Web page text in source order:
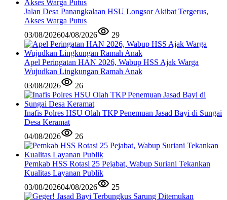
Jalan Desa Panangkalaan HSU Longsor Akibat Tergerus,
Akses Warga Putus
03/08/202604/08/2026 29
Apel Peringatan HAN 2026, Wabup HSS Ajak Warga
Wujudkan Lingkungan Ramah Anak
03/08/2026
26
Inafis Polres HSU Olah TKP Penemuan Jasad Bayi di Sungai
Desa Keramat
04/08/2026
26
Pemkab HSS Rotasi 25 Pejabat, Wabup Suriani Tekankan
Kualitas Layanan Publik
03/08/202604/08/2026 25